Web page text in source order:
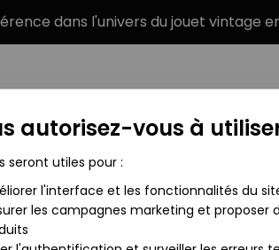
dans l'univers du jouet vintage
MARQUES TYPE DE PRODUIT
Pvc Disvenda - D'Artagnan
autorisez-vous à
seront utiles pour :
l'interface et les fonctionnalités du
les campagnes marketing et proposer